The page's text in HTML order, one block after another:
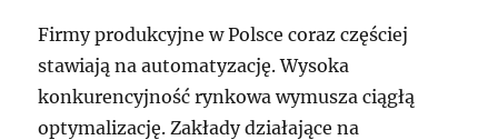
Firmy produkcyjne w Polsce coraz częściej
stawiają na automatyzację. Wysoka
konkurencyjność rynkowa wymusza ciągłą
optymalizację. Zakłady działające na